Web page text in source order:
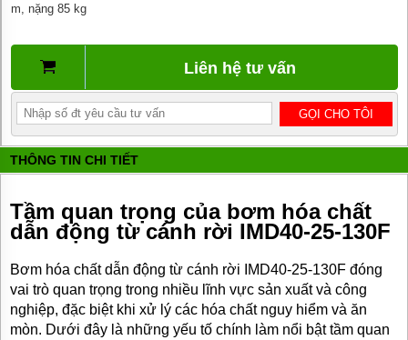
BƠM
TRUYỀN
NHIỆT
BƠM
HÚT
THÙNG
PHUY
BƠM KHÍ
LỎNG,
BƠM KHÍ
AMONIAC
ĐỘNG
ĐIỆN
VAN
m, nặng 85 kg
Liên hệ tư vấn
THÔNG TIN CHI TIẾT
Tầm quan trọng của bơm hóa chất
dẫn động từ cánh rời IMD40-25-130F
Bơm hóa chất dẫn động từ cánh rời IMD40-25-130F đóng
vai trò quan trọng trong nhiều lĩnh vực sản xuất và công
nghiệp, đặc biệt khi xử lý các hóa chất nguy hiểm và ăn
mòn. Dưới đây là những yếu tố chính làm nổi bật tầm quan